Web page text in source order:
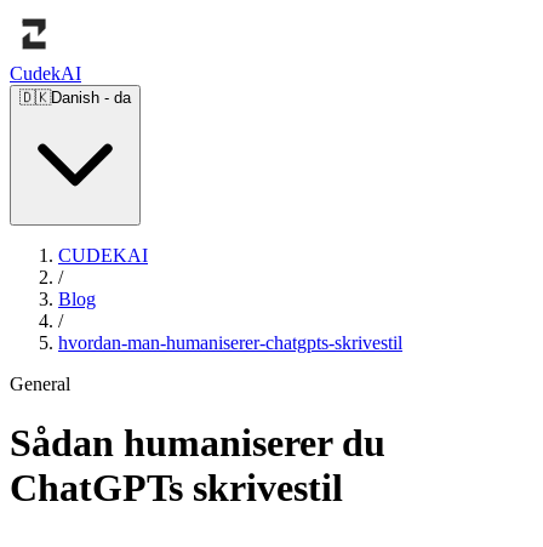
CudekAI
🇩🇰Danish - da
CUDEKAI
/
Blog
/
hvordan-man-humaniserer-chatgpts-skrivestil
General
Sådan humaniserer du
ChatGPTs skrivestil